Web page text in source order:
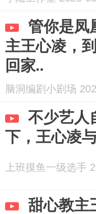
管你是凤
主王心凌，
回家..
脑洞编剧小剧场
不少艺人
下，王心凌
上班摸鱼一级选手
甜心教主